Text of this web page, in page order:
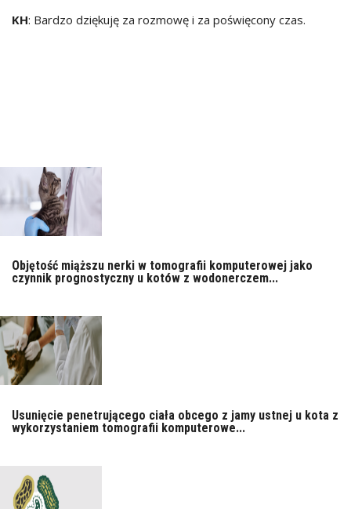
KH: Bardzo dziękuję za rozmowę i za poświęcony czas.
Objętość miąższu nerki w tomografii komputerowej jako
czynnik prognostyczny u kotów z wodonerczem...
Usunięcie penetrującego ciała obcego z jamy ustnej u kota z
wykorzystaniem tomografii komputerowe...